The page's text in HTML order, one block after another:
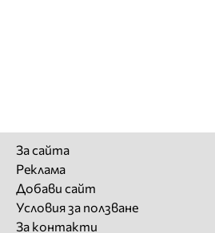
За сайта
Реклама
Добави сайт
Условия за ползване
За контакти